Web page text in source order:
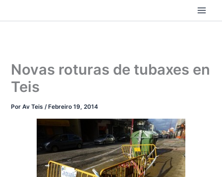
Novas roturas de tubaxes en
Teis
PorAv Teis/ Febreiro 19, 2014